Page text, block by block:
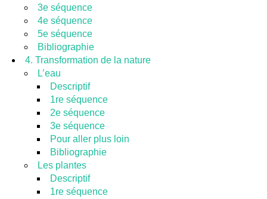
3e séquence
4e séquence
5e séquence
Bibliographie
4. Transformation de la nature
L’eau
Descriptif
1re séquence
2e séquence
3e séquence
Pour aller plus loin
Bibliographie
Les plantes
Descriptif
1re séquence